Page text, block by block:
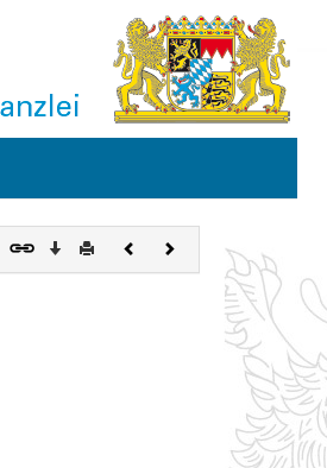
Download
DruckenVorherigesNächstes
Dokument